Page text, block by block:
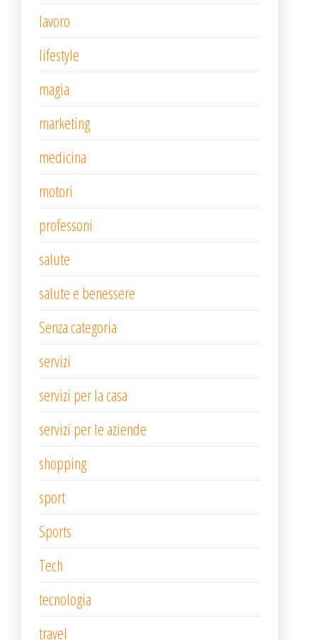
lavoro
lifestyle
magia
marketing
medicina
motori
professoni
salute
salute e benessere
Senza categoria
servizi
servizi per la casa
servizi per le aziende
shopping
sport
Sports
Tech
tecnologia
travel